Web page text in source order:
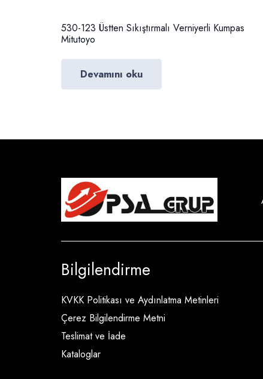
530-123 Üstten Sıkıştırmalı Verniyerli Kumpas
Mitutoyo
Devamını oku
Bilgilendirme
KVKK Politikası ve Aydınlatma Metinleri
Çerez Bilgilendirme Metni
Teslimat ve İade
Kataloglar